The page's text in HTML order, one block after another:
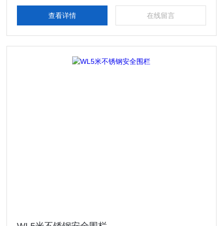
兰盘），伞式，叉式，地桩。
查看详情 在线留言